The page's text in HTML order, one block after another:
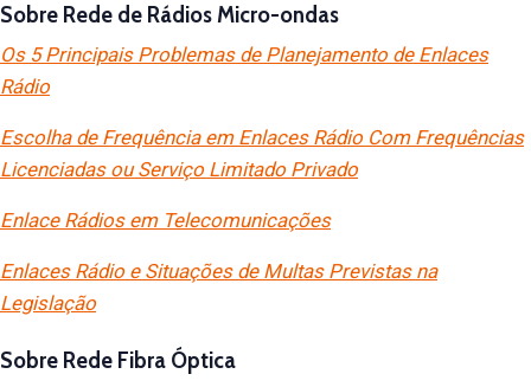
Sobre Rede de Rádios Micro-ondas
Os 5 Principais Problemas de Planejamento de Enlaces
Rádio
Escolha de Frequência em Enlaces Rádio Com Frequências
Licenciadas ou Serviço Limitado Privado
Enlace Rádios em Telecomunicações
Enlaces Rádio e Situações de Multas Previstas na
Legislação
Sobre Rede Fibra Óptica